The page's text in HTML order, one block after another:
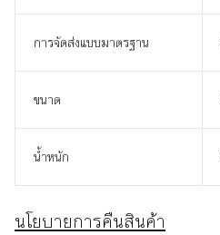
การจัดส่งแบบมาตรฐาน
ขนาด
น้ำหนัก
นโยบายการคืนสินค้า